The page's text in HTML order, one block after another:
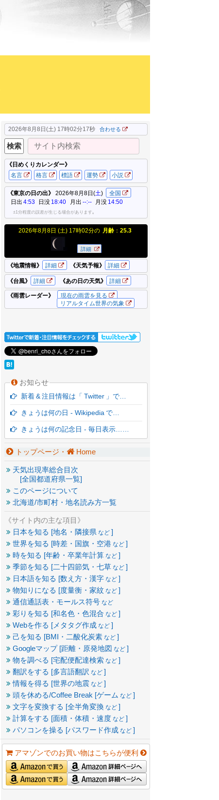
2026年8月8日(土) 17時02分18秒 合わせる
お知らせ
新着 & 注目情報は「 Twitter 」で…
きょうは何の日 - Wikipedia で…
きょうは何の記念日 - 毎日表示……
トップページ・ Home
天気出現率総合目次
[全国都道府県一覧]
このページについて
北海道/市町村・地名読み方一覧
《サイト内の主な項目》
日本を知る [地名・隣接県 など ]
世界を知る [時差・国旗・空港 など ]
時を知る [年齢・卒業年計算 など ]
季節を知る [二十四節気・七草 など ]
日本語を知る [数え方・漢字 など ]
物知りになる [度量衡・家紋 など ]
通信通話表・モールス符号 など
彩りを知る [和名色・色混合 など ]
Webを作る [メタタグ作成 など ]
己を知る [BMI・二酸化炭素 など ]
Googleマップ [距離・原発地図 など ]
物を調べる [宅配便配達検索 など ]
翻訳をする [多言語翻訳 など ]
情報を得る [世界の地震 など ]
頭を休める/Coffee Break [ゲーム など ]
文字を変換する [全半角変換 など ]
計算をする [面積・体積・速度 など ]
パソコンを操る [パスワード作成 など ]
アマゾンでのお買い物はこちらが便利